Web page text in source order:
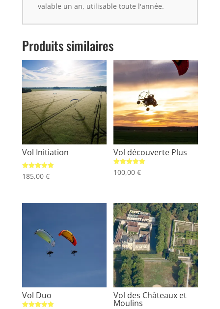
valable un an, utilisable toute l'année.
Produits similaires
Vol Initiation
Note
5.00
185,00 €
Vol découverte Plus
Note
5.00
100,00€
Vol Duo Vol des Châteaux et
Moulins